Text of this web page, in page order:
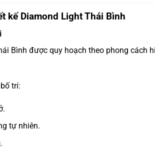
kế Diamond Light Thái Bình
Bình được quy hoạch theo phong cách
trí:
tự nhiên.